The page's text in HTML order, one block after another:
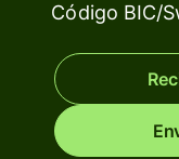
Código BIC/